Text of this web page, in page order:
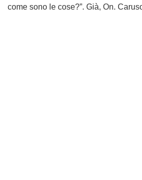
come sono le cose?”. Già, On.